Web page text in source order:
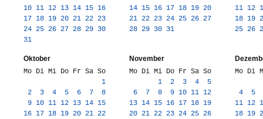
10 11 12 13 14 15 16
17 18 19 20 21 22 23
24 25 26 27 28 29 30
31
14 15 16 17 18 19 20
21 22 23 24 25 26 27
28 29 30 31
11 12
18 19
25 26
Oktober
Mo Di Mi Do Fr Sa So
1
2
3 4 5 6 7
8
9 10 11 12 13 14 15
16 17 18 19 20 21 22
November
Mo Di Mi Do Fr Sa So
1
2 3 4
5
6
7 8 9 10 11 12
13 14 15 16 17 18 19
20 21 22 23 24 25 26
Mo Di
4 5
11 12
18 19